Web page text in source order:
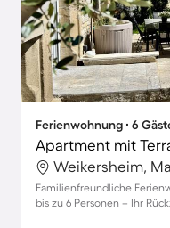
Ferienwohnung ∙ 6
Apartment mit
Familienfreundliche
bis zu 6 Personen – Ihr